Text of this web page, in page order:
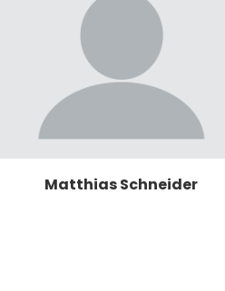
Matthias Schneider